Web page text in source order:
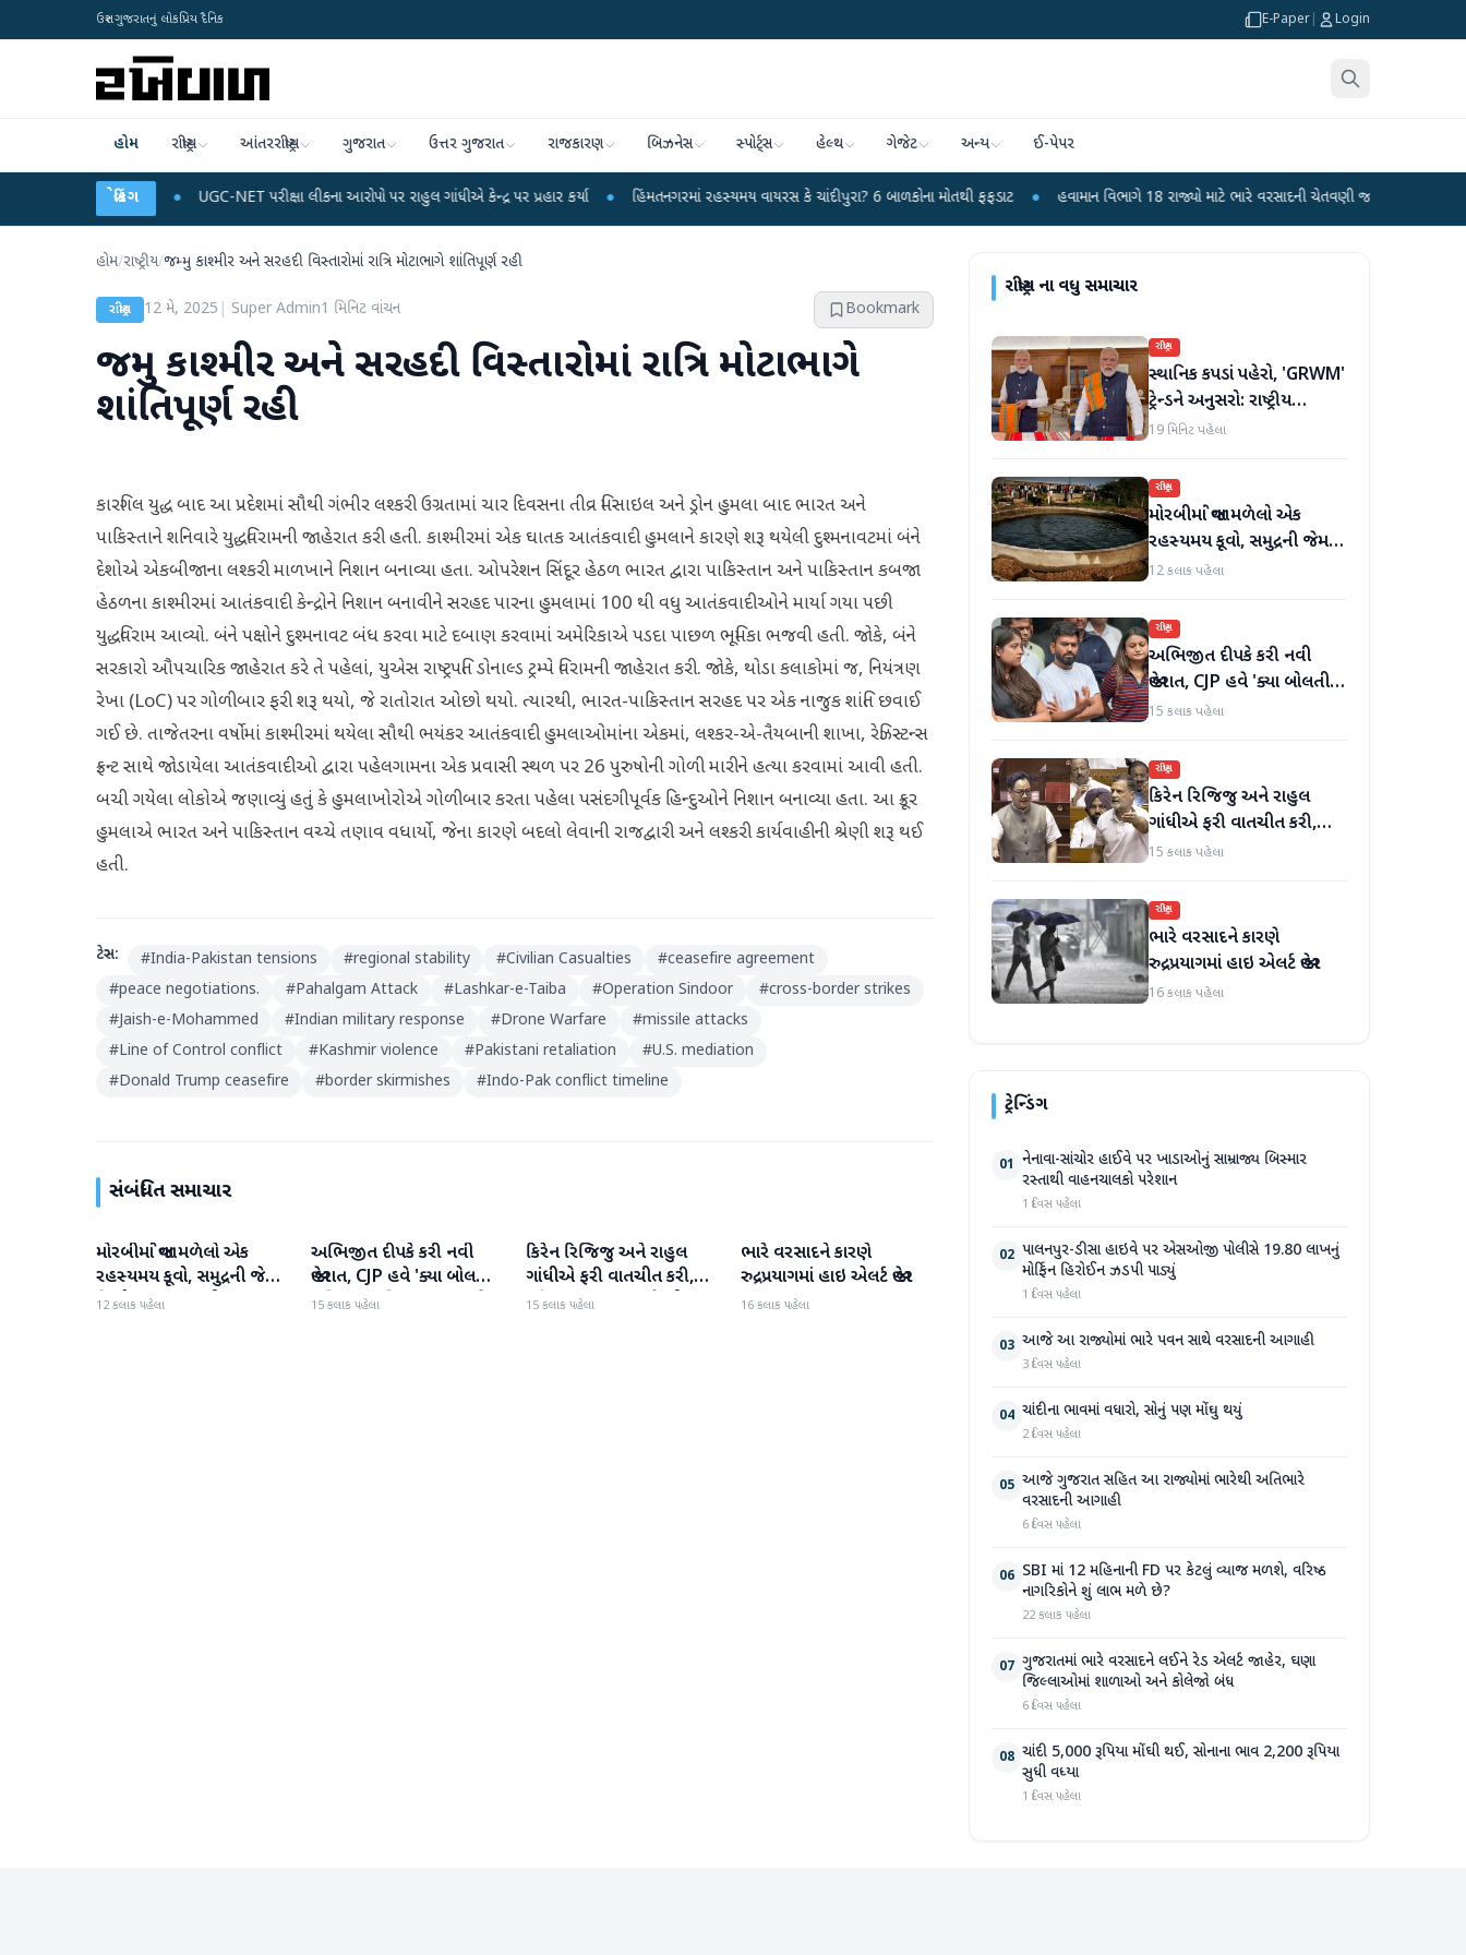
ઉત્તર ગુજરાતનું લોકપ્રિય દૈનિક E-Paper Login
હોમ રાષ્ટ્રીય આંતરરાષ્ટ્રીય ગુજરાત ઉત્તર ગુજરાત રાજકારણ બિઝનેસ સ્પોર્ટ્સ હેલ્થ ગેજેટ અન્ય ઈ-પેપર
બ્રેકિંગ
UGC-NET પરીક્ષા લીકના આરોપો પર રાહુલ ગાંધીએ કેન્દ્ર પર પ્રહાર કર્યા ● હિંમતનગરમાં રહસ્યમય વાયરસ કે ચાંદીપુરા? 6 બાળકોના મોતથી ફફડાટ ● હવામાન વિભાગે 18 રાજ્યો માટે ભારે વરસાદની ચેતવણી જારી કરી ● સિદ્ધપુરથી બોમ્બ
હોમ/રાષ્ટ્રીય/જમ્મુ કાશ્મીર અને સરહદી વિસ્તારોમાં રાત્રિ મોટાભાગે શાંતિપૂર્ણ રહી
રાષ્ટ્રીય 12 મે, 2025 Super Admin1 મિનિટ વાંચન Bookmark
જમ્મુ કાશ્મીર અને સરહદી વિસ્તારોમાં રાત્રિ મોટાભાગે
શાંતિપૂર્ણ રહી
કારગિલ યુદ્ધ બાદ આ પ્રદેશમાં સૌથી ગંભીર લશ્કરી ઉગ્રતામાં ચાર દિવસના તીવ્ર મિસાઇલ અને ડ્રોન હુમલા બાદ ભારત અને
પાકિસ્તાને શનિવારે યુદ્ધવિરામની જાહેરાત કરી હતી. કાશ્મીરમાં એક ઘાતક આતંકવાદી હુમલાને કારણે શરૂ થયેલી દુશ્મનાવટમાં બંને
દેશોએ એકબીજાના લશ્કરી માળખાને નિશાન બનાવ્યા હતા. ઓપરેશન સિંદૂર હેઠળ ભારત દ્વારા પાકિસ્તાન અને પાકિસ્તાન કબજા
હેઠળના કાશ્મીરમાં આતંકવાદી કેન્દ્રોને નિશાન બનાવીને સરહદ પારના હુમલામાં 100 થી વધુ આતંકવાદીઓને માર્યા ગયા પછી
યુદ્ધવિરામ આવ્યો. બંને પક્ષોને દુશ્મનાવટ બંધ કરવા માટે દબાણ કરવામાં અમેરિકાએ પડદા પાછળ ભૂમિકા ભજવી હતી. જોકે, બંને
સરકારો ઔપચારિક જાહેરાત કરે તે પહેલાં, યુએસ રાષ્ટ્રપતિ ડોનાલ્ડ ટ્રમ્પે વિરામની જાહેરાત કરી. જોકે, થોડા કલાકોમાં જ, નિયંત્રણ
રેખા (LoC) પર ગોળીબાર ફરી શરૂ થયો, જે રાતોરાત ઓછો થયો. ત્યારથી, ભારત-પાકિસ્તાન સરહદ પર એક નાજુક શાંતિ છવાઈ
ગઈ છે. તાજેતરના વર્ષોમાં કાશ્મીરમાં થયેલા સૌથી ભયંકર આતંકવાદી હુમલાઓમાંના એકમાં, લશ્કર-એ-તૈયબાની શાખા, રેઝિસ્ટન્સ
ફ્રન્ટ સાથે જોડાયેલા આતંકવાદીઓ દ્વારા પહેલગામના એક પ્રવાસી સ્થળ પર 26 પુરુષોની ગોળી મારીને હત્યા કરવામાં આવી હતી.
બચી ગયેલા લોકોએ જણાવ્યું હતું કે હુમલાખોરોએ ગોળીબાર કરતા પહેલા પસંદગીપૂર્વક હિન્દુઓને નિશાન બનાવ્યા હતા. આ ક્રૂર
હુમલાએ ભારત અને પાકિસ્તાન વચ્ચે તણાવ વધાર્યો, જેના કારણે બદલો લેવાની રાજદ્વારી અને લશ્કરી કાર્યવાહીની શ્રેણી શરૂ થઈ
હતી.
ટેગ્સ: #India-Pakistan tensions #regional stability #Civilian Casualties #ceasefire agreement
#peace negotiations. #Pahalgam Attack #Lashkar-e-Taiba #Operation Sindoor #cross-border strikes
#Jaish-e-Mohammed #Indian military response #Drone Warfare #missile attacks
#Line of Control conflict #Kashmir violence #Pakistani retaliation #U.S. mediation
#Donald Trump ceasefire #border skirmishes #Indo-Pak conflict timeline
સંબંધિત સમાચાર
રાષ્ટ્રીય
મોરબીમાં જોવા મળેલો એક
રહસ્યમય કૂવો, સમુદ્રની જેમ
હિલોળા ખાતું પાણી
12 કલાક પહેલા
રાષ્ટ્રીય
અભિજીત દીપકે કરી નવી
જાહેરાત, CJP હવે 'ક્યા બોલતી
પબ્લિક' અભિયાન શરૂ કરશે
15 કલાક પહેલા
રાષ્ટ્રીય
કિરેન રિજિજુ અને રાહુલ
ગાંધીએ ફરી વાતચીત કરી,
મહિલા અનામત અને સીમાંકન
15 કલાક પહેલા
રાષ્ટ્રીય
ભારે વરસાદને કારણે
રુદ્રપ્રયાગમાં હાઇ એલર્ટ જાહેર
16 કલાક પહેલા
રાષ્ટ્રીયના વધુ સમાચાર
રાષ્ટ્રીય
સ્થાનિક કપડાં પહેરો, 'GRWM'
ટ્રેન્ડને અનુસરો: રાષ્ટ્રીય
હાથવણાટ દિવસ પર
19 મિનિટ પહેલા
રાષ્ટ્રીય
મોરબીમાં જોવા મળેલો એક
રહસ્યમય કૂવો, સમુદ્રની જેમ
હિલોળા ખાતું પાણી
12 કલાક પહેલા
રાષ્ટ્રીય
અભિજીત દીપકે કરી નવી
જાહેરાત, CJP હવે 'ક્યા બોલતી
પબ્લિક' અભિયાન શરૂ કરશે
15 કલાક પહેલા
રાષ્ટ્રીય
કિરેન રિજિજુ અને રાહુલ
ગાંધીએ ફરી વાતચીત કરી,
મહિલા અનામત અને સીમાંકન
15 કલાક પહેલા
રાષ્ટ્રીય
ભારે વરસાદને કારણે
રુદ્રપ્રયાગમાં હાઇ એલર્ટ જાહેર
16 કલાક પહેલા
ટ્રેન્ડિંગ
01 નેનાવા-સાંચોર હાઈવે પર ખાડાઓનું સામ્રાજ્ય બિસ્માર
રસ્તાથી વાહનચાલકો પરેશાન
1 દિવસ પહેલા
02 પાલનપુર-ડીસા હાઇવે પર એસઓજી પોલીસે 19.80 લાખનું
મોર્ફિન હિરોઈન ઝડપી પાડ્યું
1 દિવસ પહેલા
03 આજે આ રાજ્યોમાં ભારે પવન સાથે વરસાદની આગાહી
3 દિવસ પહેલા
04 ચાંદીના ભાવમાં વધારો, સોનું પણ મોંઘુ થયું
2 દિવસ પહેલા
05 આજે ગુજરાત સહિત આ રાજ્યોમાં ભારેથી અતિભારે
વરસાદની આગાહી
6 દિવસ પહેલા
06 SBI માં 12 મહિનાની FD પર કેટલું વ્યાજ મળશે, વરિષ્ઠ
નાગરિકોને શું લાભ મળે છે?
22 કલાક પહેલા
07 ગુજરાતમાં ભારે વરસાદને લઈને રેડ એલર્ટ જાહેર, ઘણા
જિલ્લાઓમાં શાળાઓ અને કોલેજો બંધ
6 દિવસ પહેલા
08 ચાંદી 5,000 રૂપિયા મોંઘી થઈ, સોનાના ભાવ 2,200 રૂપિયા
સુધી વધ્યા
1 દિવસ પહેલા